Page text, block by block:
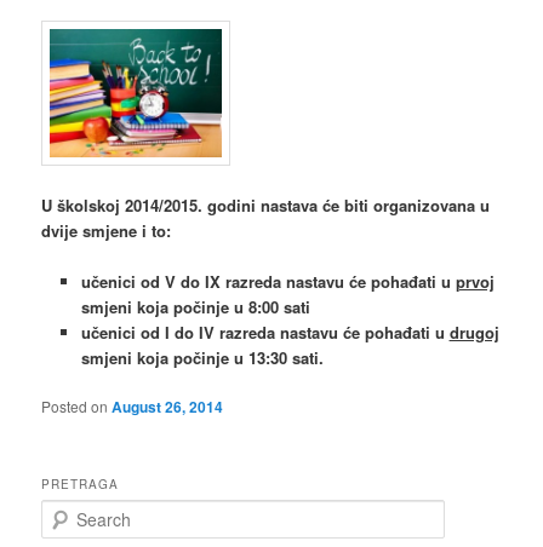
U školskoj 2014/2015. godini nastava će biti organizovana u
dvije smjene i to:
učenici od V do IX razreda nastavu će pohađati u prvoj
smjeni koja počinje u 8:00 sati
učenici od I do IV razreda nastavu će pohađati u drugoj
smjeni koja počinje u 13:30 sati.
Posted onAugust 26, 2014
PRETRAGA
e